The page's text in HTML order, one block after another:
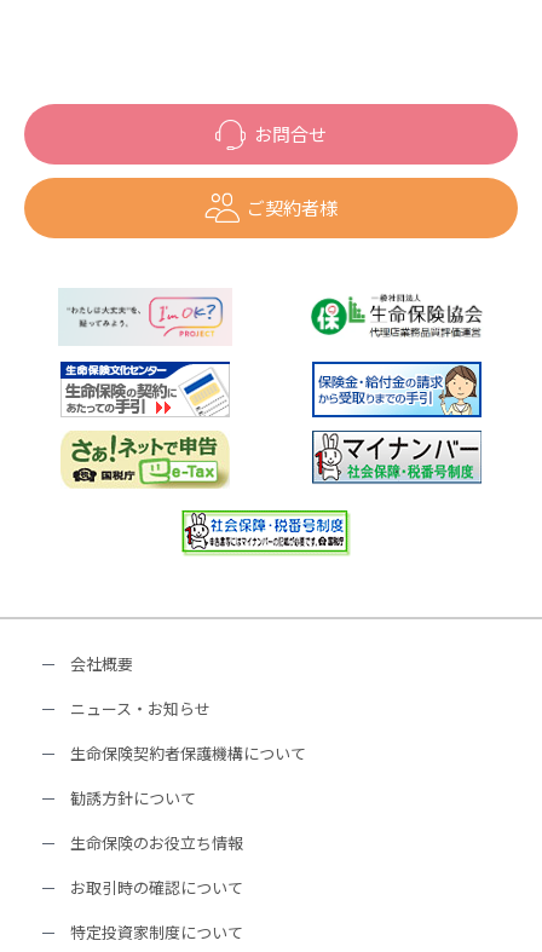
お問合せ
ご契約者様
会社概要
ニュース・お知らせ
生命保険契約者保護機構について
勧誘方針について
生命保険のお役立ち情報
お取引時の確認について
特定投資家制度について